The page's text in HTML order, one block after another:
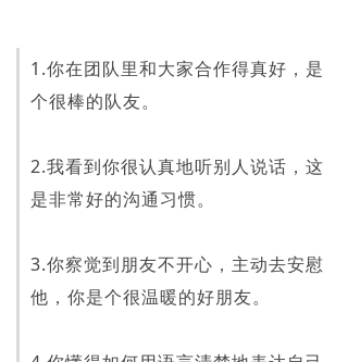
1.你在团队里和大家合作得真好，是
个很棒的队友。
2.我看到你很认真地听别人说话，这
是非常好的沟通习惯。
3.你察觉到朋友不开心，主动去安慰
他，你是个很温暖的好朋友。